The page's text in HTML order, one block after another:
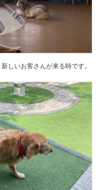
しいお客さんが来る時です。